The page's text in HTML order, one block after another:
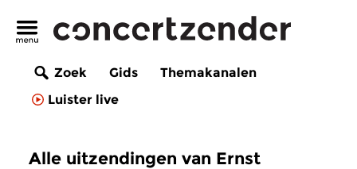
Zoek Gids
Themakanalen
Luister live
Alle uitzendingen van Ernst